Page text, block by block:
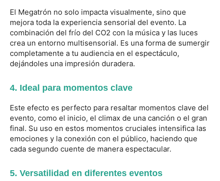
El Megatrón no solo impacta visualmente, sino que
mejora toda la experiencia sensorial del evento. La
combinación del frío del CO2 con la música y las luces
crea un entorno multisensorial. Es una forma de sumergir
completamente a tu audiencia en el espectáculo,
dejándoles una impresión duradera.
4. Ideal para momentos clave
Este efecto es perfecto para resaltar momentos clave del
evento, como el inicio, el climax de una canción o el gran
final. Su uso en estos momentos cruciales intensifica las
emociones y la conexión con el público, haciendo que
cada segundo cuente de manera espectacular.
5. Versatilidad en diferentes eventos